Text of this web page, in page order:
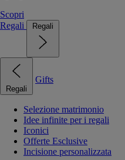
Scopri
Regali
Regali
Regali
Gifts
Selezione matrimonio
Idee infinite per i regali
Iconici
Offerte Esclusive
Incisione personalizzata